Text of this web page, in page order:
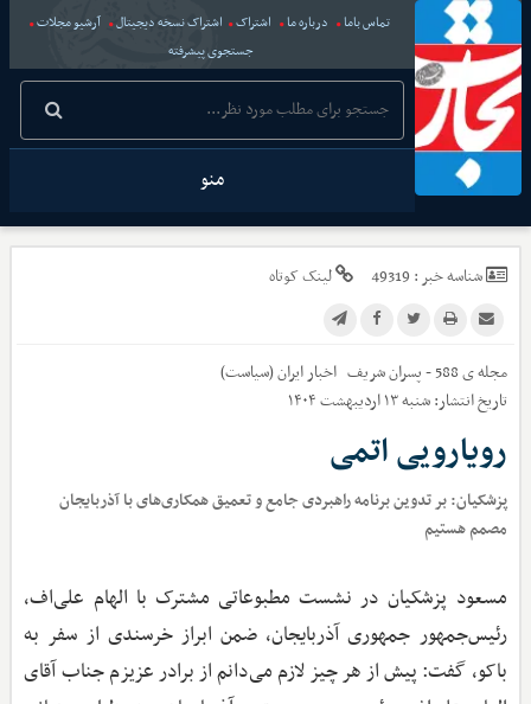
تماس باما درباره ما اشتراک اشتراک نسخه دیجیتال
آرشیو مجلات
جستجوی پیشرفته
منو
شناسه خبر : 49319 لینک کوتاه
مجله ی 588 - پسران شریف اخبارایران (سیاست)
تاریخ انتشار:شنبه ۱۳ اردیبهشت ۱۴۰۴
رویارویی اتمی
پزشکیان: بر تدوین برنامه راهبردی جامع و تعمیق همکاری‌های با آذربایجان
مصمم هستیم
مسعود پزشکیان در نشست مطبوعاتی مشترک با الهام علی‌اف،
رئیس‌جمهور جمهوری آذربایجان، ضمن ابراز خرسندی از سفر به
باکو، گفت: پیش از هر چیز لازم می‌دانم از برادر عزیزم جناب آقای